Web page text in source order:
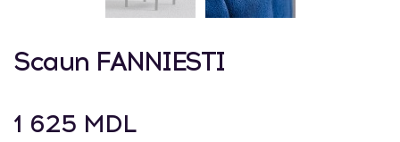
Scaun FANNIESTI
1 625 MDL